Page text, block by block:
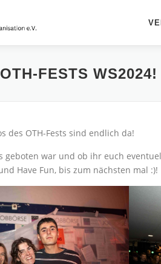
FESTS WS2024!
des OTH-Fests sind endlich da!
geboten war und ob ihr euch
Have Fun, bis zum nächsten mal :)!